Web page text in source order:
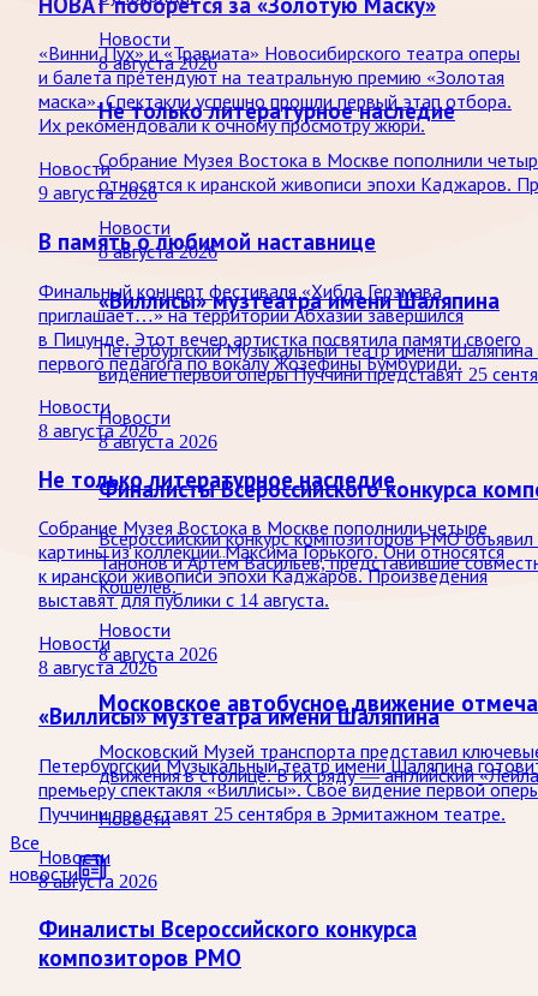
Новости
8 августа 2026
Не только литературное наследие
Собрание Музея Востока в Москве пополнили
относятся к иранской живописи эпохи Каджаров.
Новости
8 августа 2026
«Виллисы» музтеатра имени Шаляпина
Петербургский Музыкальный театр имени
видение первой оперы Пуччини представят 25
Новости
8 августа 2026
Финалисты Всероссийского конкурса
Всероссийский конкурс композиторов РМО
Танонов и Артём Васильев, представившие
Кошелев.
Новости
8 августа 2026
Московское автобусное движение
Московский Музей транспорта представил
движения в столице. В их ряду — английский
Новости
Все
новости
«Винни Пух» и «Травиата» Новосибирского театра оперы
и балета претендуют на театральную премию «Золотая
маска». Спектакли успешно прошли первый этап отбора.
Их рекомендовали к очному просмотру жюри.
Новости
9 августа 2026
В память о любимой наставнице
Финальный концерт фестиваля «Хибла Герзмава
приглашает…» на территории Абхазии завершился
в Пицунде. Этот вечер артистка посвятила памяти своего
первого педагога по вокалу Жозефины Бумбуриди.
Новости
8 августа 2026
Не только литературное наследие
Собрание Музея Востока в Москве пополнили четыре
картины из коллекции Максима Горького. Они относятся
к иранской живописи эпохи Каджаров. Произведения
выставят для публики с 14 августа.
Новости
8 августа 2026
«Виллисы» музтеатра имени Шаляпина
Петербургский Музыкальный театр имени Шаляпина
премьеру спектакля «Виллисы». Своё видение первой
Пуччини представят 25 сентября в Эрмитажном театре.
Новости
8 августа 2026
Финалисты Всероссийского конкурса
композиторов РМО